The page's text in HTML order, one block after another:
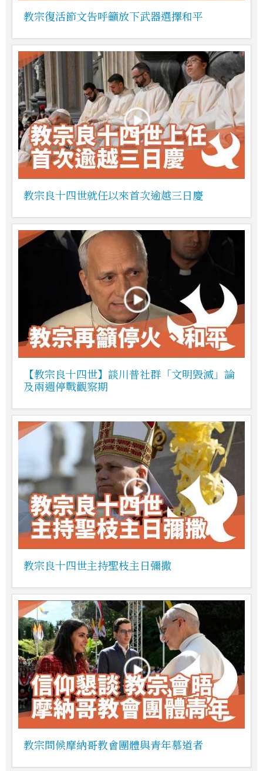
教宗復活節文告呼籲放下武器選擇和平
教宗良十四世就任以來首次逾越三日慶
【教宗良十四世】談川普社群「文明毀滅」論
及兩週停戰觀察期
教宗良十四世主持聖枝主日彌撒
教宗問候摩納哥教會團體與青年慕道者